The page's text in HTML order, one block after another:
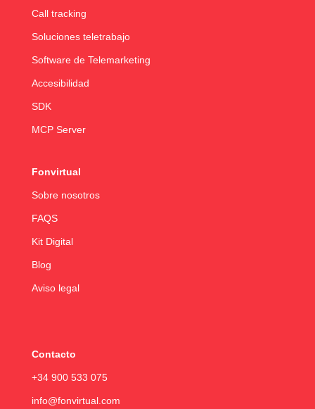
Call tracking
Soluciones teletrabajo
Software de Telemarketing
Accesibilidad
SDK
MCP Server
Fonvirtual
Sobre nosotros
FAQS
Kit Digital
Blog
Aviso legal
Contacto
+34 900 533 075
info@fonvirtual.com